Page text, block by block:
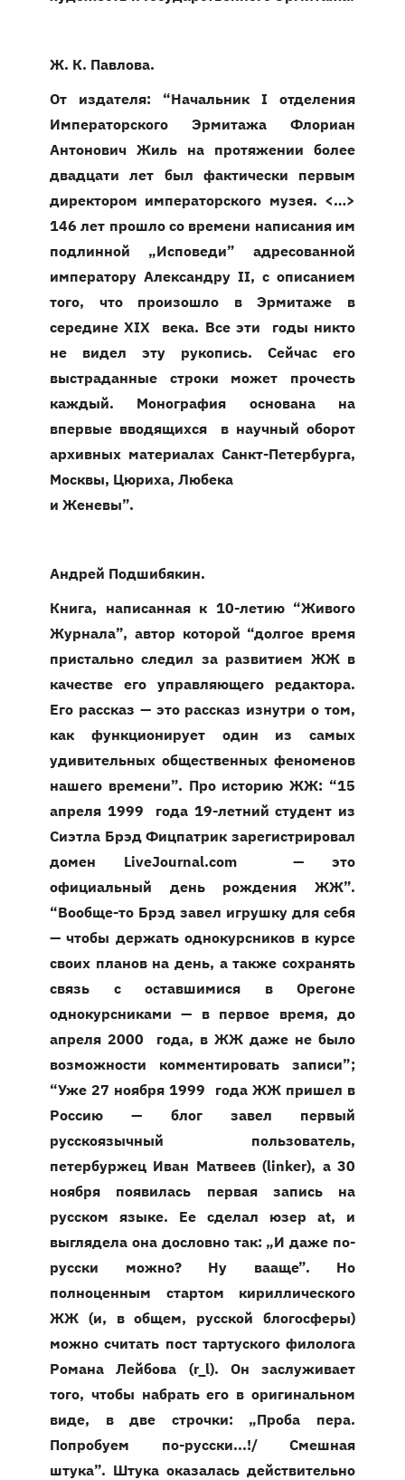
Ж. К. Павлова.
От издателя: “Начальник I отделения
Императорского Эрмитажа Флориан
Антонович Жиль на протяжении более
двадцати лет был фактически первым
директором императорского музея. <…>
146 лет прошло со времени написания им
подлинной „Исповеди” адресованной
императору Александру II, с описанием
того, что произошло в Эрмитаже в
середине XIX века. Все эти годы никто
не видел эту рукопись. Сейчас его
выстраданные строки может прочесть
каждый. Монография основана на
впервые вводящихся в научный оборот
архивных материалах Санкт-Петербурга,
Москвы, Цюриха, Любека
и Женевы”.
Андрей Подшибякин.
Книга, написанная к 10-летию “Живого
Журнала”, автор которой “долгое время
пристально следил за развитием ЖЖ в
качестве его управляющего редактора.
Его рассказ — это рассказ изнутри о том,
как функционирует один из самых
удивительных общественных феноменов
нашего времени”. Про историю ЖЖ: “15
апреля 1999 года 19-летний студент из
Сиэтла Брэд Фицпатрик зарегистрировал
домен LiveJournal.com — это
официальный день рождения ЖЖ”.
“Вообще-то Брэд завел игрушку для себя
— чтобы держать однокурсников в курсе
своих планов на день, а также сохранять
связь с оставшимися в Орегоне
однокурсниками — в первое время, до
апреля 2000 года, в ЖЖ даже не было
возможности комментировать записи”;
“Уже 27 ноября 1999 года ЖЖ пришел в
Россию — блог завел первый
русскоязычный пользователь,
петербуржец Иван Матвеев (linker), а 30
ноября появилась первая запись на
русском языке. Ее сделал юзер at, и
выглядела она дословно так: „И даже по-
русски можно? Ну вааще”. Но
полноценным стартом кириллического
ЖЖ (и, в общем, русской блогосферы)
можно считать пост тартуского филолога
Романа Лейбова (r_l). Он заслуживает
того, чтобы набрать его в оригинальном
виде, в две строчки: „Проба пера.
Попробуем по-русски...!/ Смешная
штука”. Штука оказалась действительно